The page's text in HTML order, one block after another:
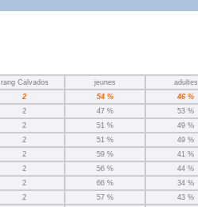
rang Calvados jeunes adultes
2 54 % 46 %
2 47 % 53 %
2 51 % 49 %
2 51 % 49 %
2 59 % 41 %
2 56 % 44 %
2 66 % 34 %
2 57 % 43 %